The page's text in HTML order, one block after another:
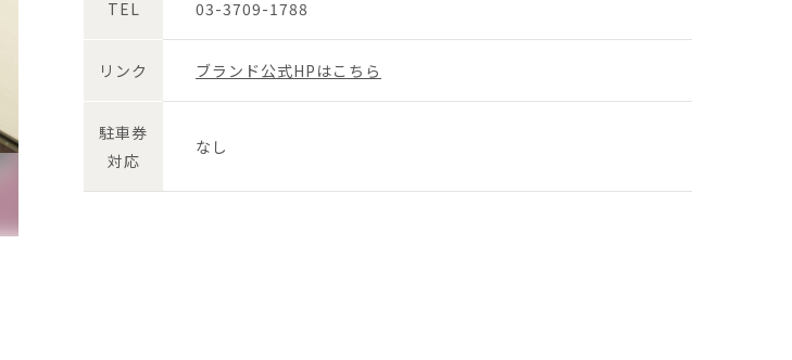
TEL 03-3709-1788
リンク ブランド公式HPはこちら
駐車券
対応
なし